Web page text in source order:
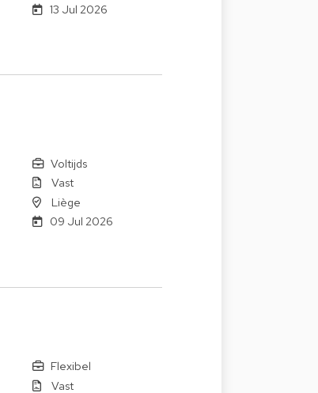
13 Jul 2026
Voltijds
Vast
Liège
09 Jul 2026
Flexibel
Vast